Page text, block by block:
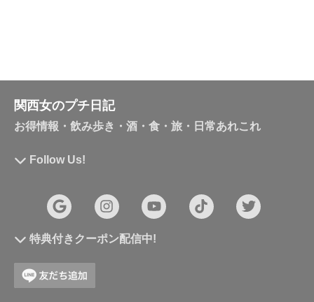
関西女のプチ日記
お得情報・飲み歩き・酒・食・旅・日常あれこれ
Follow Us!
特典付きクーポン配信中!